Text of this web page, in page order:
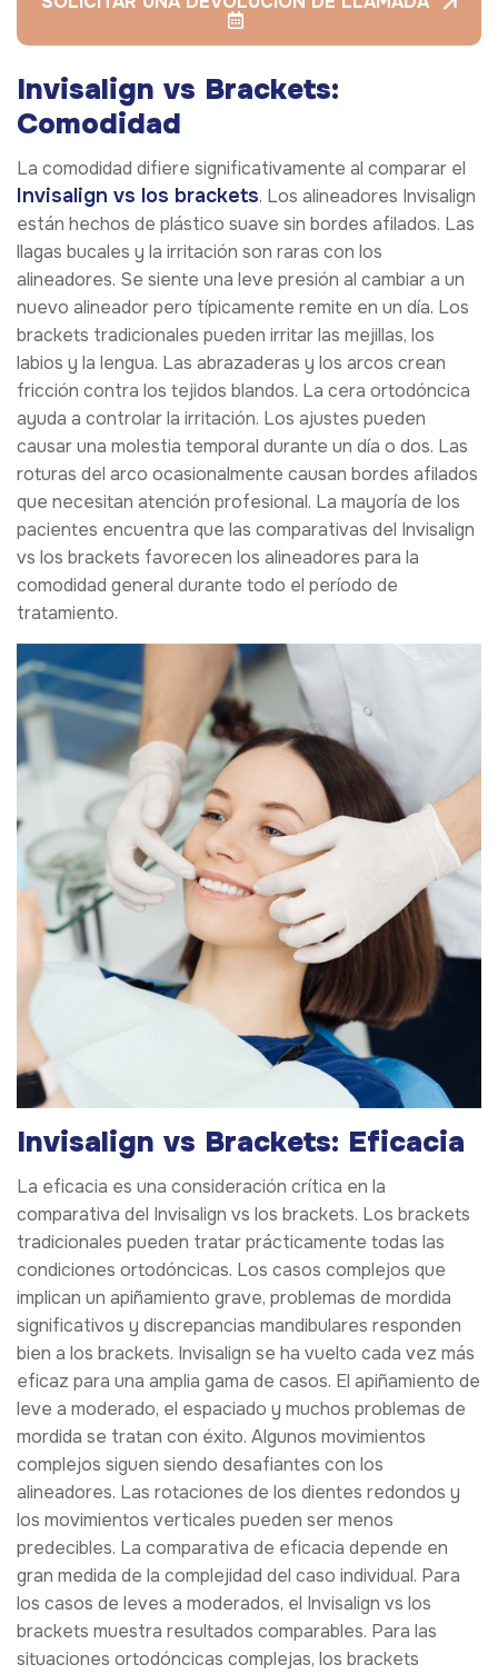
Invisalign vs Brackets:
Comodidad
La comodidad difiere significativamente al comparar el
Invisalign vs los brackets. Los alineadores Invisalign
están hechos de plástico suave sin bordes afilados. Las
llagas bucales y la irritación son raras con los
alineadores. Se siente una leve presión al cambiar a un
nuevo alineador pero típicamente remite en un día. Los
brackets tradicionales pueden irritar las mejillas, los
labios y la lengua. Las abrazaderas y los arcos crean
fricción contra los tejidos blandos. La cera ortodóncica
ayuda a controlar la irritación. Los ajustes pueden
causar una molestia temporal durante un día o dos. Las
roturas del arco ocasionalmente causan bordes afilados
que necesitan atención profesional. La mayoría de los
pacientes encuentra que las comparativas del Invisalign
vs los brackets favorecen los alineadores para la
comodidad general durante todo el período de
tratamiento.
Invisalign vs Brackets: Eficacia
La eficacia es una consideración crítica en la
comparativa del Invisalign vs los brackets. Los brackets
tradicionales pueden tratar prácticamente todas las
condiciones ortodóncicas. Los casos complejos que
implican un apiñamiento grave, problemas de mordida
significativos y discrepancias mandibulares responden
bien a los brackets. Invisalign se ha vuelto cada vez más
eficaz para una amplia gama de casos. El apiñamiento de
leve a moderado, el espaciado y muchos problemas de
mordida se tratan con éxito. Algunos movimientos
complejos siguen siendo desafiantes con los
alineadores. Las rotaciones de los dientes redondos y
los movimientos verticales pueden ser menos
predecibles. La comparativa de eficacia depende en
gran medida de la complejidad del caso individual. Para
los casos de leves a moderados, el Invisalign vs los
brackets muestra resultados comparables. Para las
situaciones ortodóncicas complejas, los brackets